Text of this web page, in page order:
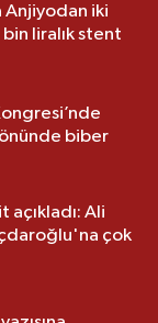
Anjiyodan iki
liralık stent
biber
Ali
çok